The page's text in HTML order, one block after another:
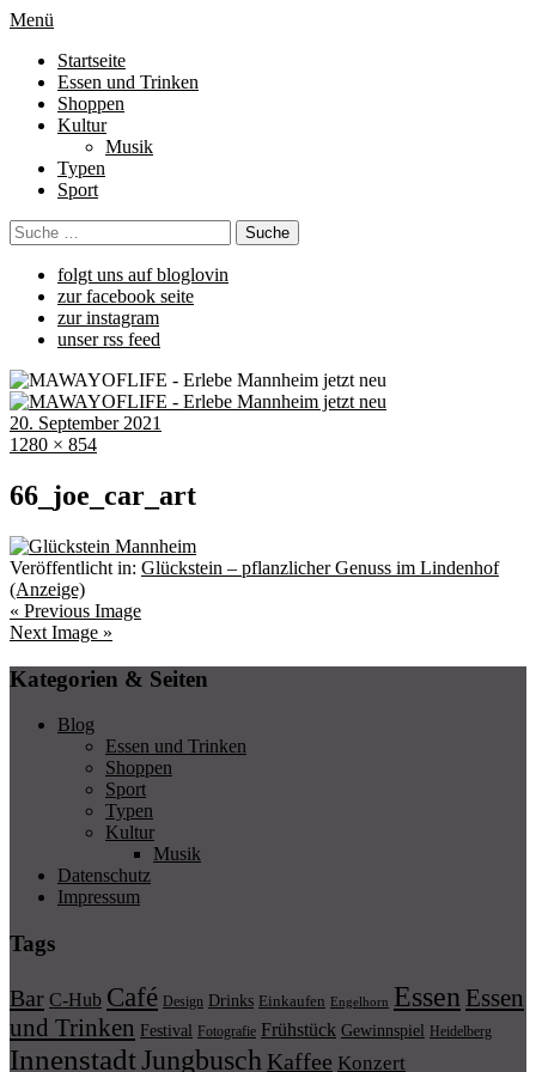
Menü
Startseite
Essen und Trinken
Shoppen
Kultur
Musik
Typen
Sport
folgt uns auf bloglovin
zur facebook seite
zur instagram
unser rss feed
20. September 2021
1280 × 854
66_joe_car_art
Veröffentlicht in: Glückstein – pflanzlicher Genuss im Lindenhof
(Anzeige)
« Previous Image
Next Image »
Kategorien & Seiten
Blog
Essen und Trinken
Shoppen
Sport
Typen
Kultur
Musik
Datenschutz
Impressum
Tags
Bar C-Hub Café Design Drinks Einkaufen Engelhorn Essen Essen
und Trinken Festival Fotografie Frühstück Gewinnspiel Heidelberg
InnenstadtJungbusch Kaffee Konzert